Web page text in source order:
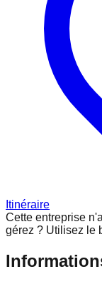
Itinéraire
Cette entreprise
gérez ? Utilisez le